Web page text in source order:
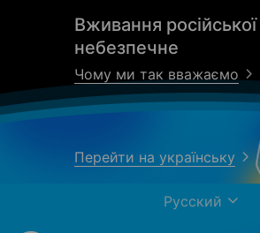
Вживання російської
небезпечне
Чому ми так вважаємо
Перейти на українську
Русский